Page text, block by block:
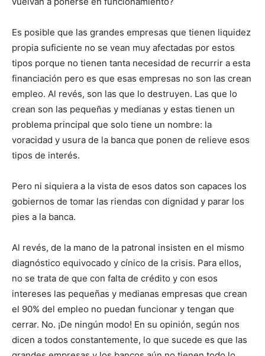
Es posible que las grandes empresas que tienen liquidez
propia suficiente no se vean muy afectadas por estos
tipos porque no tienen tanta necesidad de recurrir a esta
financiación pero es que esas empresas no son las crean
empleo. Al revés, son las que lo destruyen. Las que lo
crean son las pequeñas y medianas y estas tienen un
problema principal que solo tiene un nombre: la
voracidad y usura de la banca que ponen de relieve esos
tipos de interés.
Pero ni siquiera a la vista de esos datos son capaces los
gobiernos de tomar las riendas con dignidad y parar los
pies a la banca.
Al revés, de la mano de la patronal insisten en el mismo
diagnóstico equivocado y cínico de la crisis. Para ellos,
no se trata de que con falta de crédito y con esos
intereses las pequeñas y medianas empresas que crean
el 90% del empleo no puedan funcionar y tengan que
cerrar. No. ¡De ningún modo! En su opinión, según nos
dicen a todos constantemente, lo que sucede es que las